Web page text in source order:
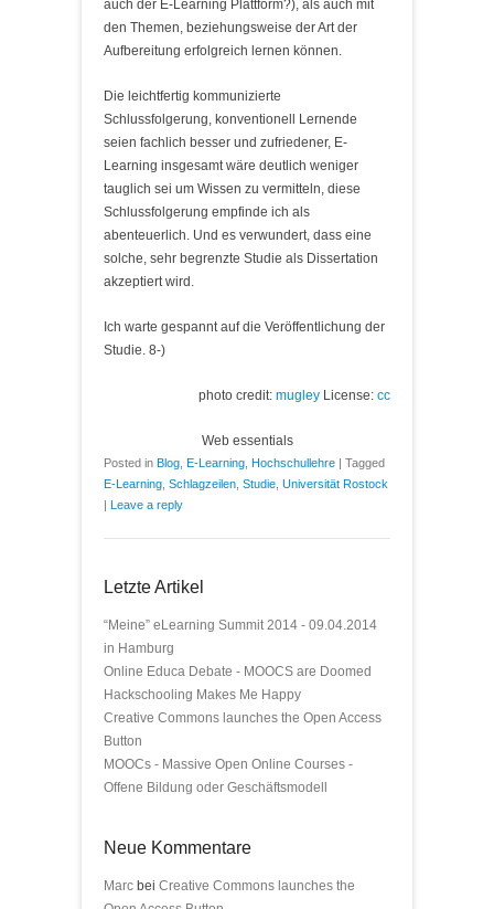
auch der E-Learning Plattform?), als auch mit
den Themen, beziehungsweise der Art der
Aufbereitung erfolgreich lernen können.
Die leichtfertig kommunizierte
Schlussfolgerung, konventionell Lernende
seien fachlich besser und zufriedener, E-
Learning insgesamt wäre deutlich weniger
tauglich sei um Wissen zu vermitteln, diese
Schlussfolgerung empfinde ich als
abenteuerlich. Und es verwundert, dass eine
solche, sehr begrenzte Studie als Dissertation
akzeptiert wird.
Ich warte gespannt auf die Veröffentlichung der
Studie. 8-)
photo credit: mugley License: cc
Web essentials
Posted in Blog E-Learning Hochschullehre | Tagged
E-Learning Schlagzeilen Studie Universität Rostock
| Leave a reply
Letzte Artikel
“Meine” eLearning Summit 2014 - 09.04.2014
in Hamburg
Online Educa Debate - MOOCS are Doomed
Hackschooling Makes Me Happy
Creative Commons launches the Open Access
Button
MOOCs - Massive Open Online Courses -
Offene Bildung oder Geschäftsmodell
Neue Kommentare
Marc bei Creative Commons launches the